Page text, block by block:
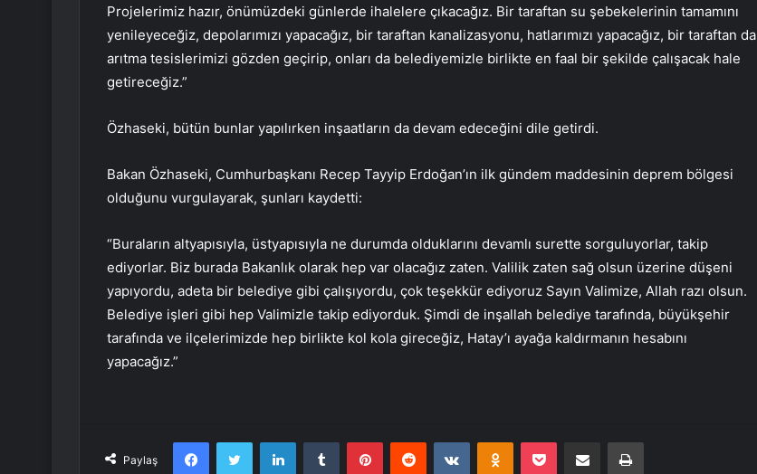
Projelerimiz hazır, önümüzdeki günlerde ihalelere çıkacağız. Bir taraftan su şebekelerinin tamamını
yenileyeceğiz, depolarımızı yapacağız, bir taraftan kanalizasyonu, hatlarımızı yapacağız, bir taraftan da
arıtma tesislerimizi gözden geçirip, onları da belediyemizle birlikte en faal bir şekilde çalışacak hale
getireceğiz.”
Özhaseki, bütün bunlar yapılırken inşaatların da devam edeceğini dile getirdi.
Bakan Özhaseki, Cumhurbaşkanı Recep Tayyip Erdoğan’ın ilk gündem maddesinin deprem bölgesi
olduğunu vurgulayarak, şunları kaydetti:
“Buraların altyapısıyla, üstyapısıyla ne durumda olduklarını devamlı surette sorguluyorlar, takip
ediyorlar. Biz burada Bakanlık olarak hep var olacağız zaten. Valilik zaten sağ olsun üzerine düşeni
yapıyordu, adeta bir belediye gibi çalışıyordu, çok teşekkür ediyoruz Sayın Valimize, Allah razı olsun.
Belediye işleri gibi hep Valimizle takip ediyorduk. Şimdi de inşallah belediye tarafında, büyükşehir
tarafında ve ilçelerimizde hep birlikte kol kola gireceğiz, Hatay’ı ayağa kaldırmanın hesabını
yapacağız.”
Paylaş
FacebookTwitter LinkedInTumblr PinterestReddit VKontakteOdnoklassniki
Pocket E-Posta ile paylaş Yazdır